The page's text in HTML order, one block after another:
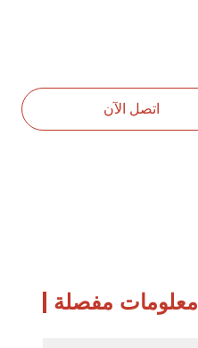
اتصل الآن
معلومات مفصلة